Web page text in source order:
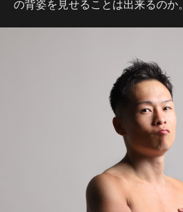
の背姿を見せることは出来るのか。